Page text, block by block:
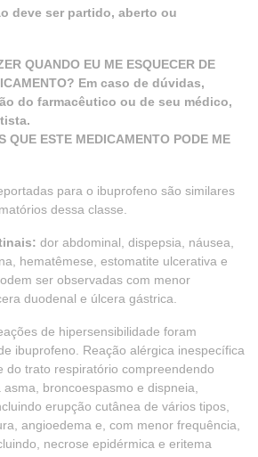
deve ser partido, aberto ou
QUANDO EU ME ESQUECER DE
Em caso de dúvidas,
do farmacêutico ou de seu médico,
QUE ESTE MEDICAMENTO PODE ME
para o ibuprofeno são similares
dessa classe.
dor abdominal, dispepsia, náusea,
hematêmese, estomatite ulcerativa e
ser observadas com menor
duodenal e úlcera gástrica.
de hipersensibilidade foram
ibuprofeno. Reação alérgica inespecífica
do trato respiratório compreendendo
broncoespasmo e dispneia,
erupção cutânea de vários tipos,
angioedema e, com menor frequência,
necrose epidérmica e eritema